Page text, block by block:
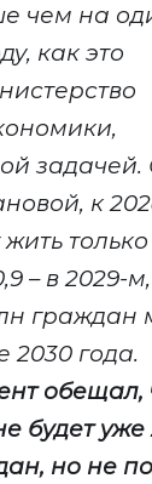
чем на
как это
задачей.
к
– в 2029-
граждан
2030 года.
обещал,
будет уже
но не